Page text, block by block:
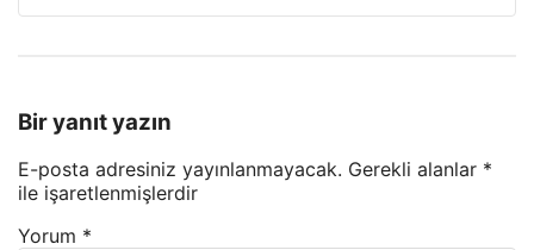
Bir yanıt yazın
E-posta adresiniz yayınlanmayacak. Gerekli alanlar *
ile işaretlenmişlerdir
Yorum *